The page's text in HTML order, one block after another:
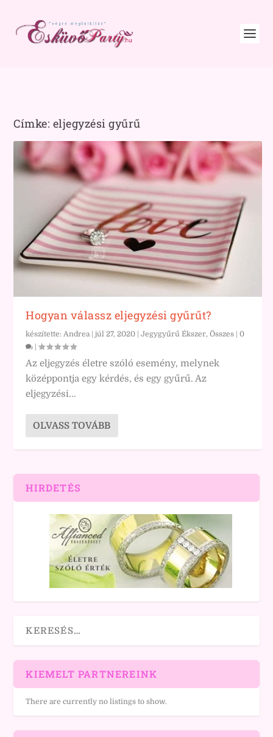
Címke: eljegyzési gyűrű
Hogyan válassz eljegyzési gyűrűt?
készítette:Andrea |júl 27, 2020 |Jegygyűrű Ékszer,Összes |0
|
Az eljegyzés életre szóló esemény, melynek
középpontja egy kérdés, és egy gyűrű. Az
eljegyzési...
OLVASS TOVÁBB
HIRDETÉS
KIEMELT PARTNEREINK
There are currently no listings to show.